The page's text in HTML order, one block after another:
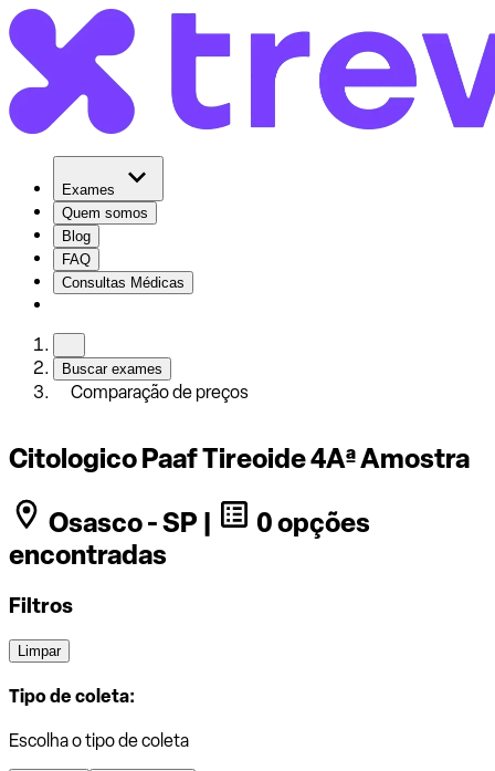
Exames
Quem somos
Blog
FAQ
Consultas Médicas
Buscar exames
Comparação de preços
Citologico Paaf Tireoide 4Aª Amostra
Osasco - SP |
0 opções
encontradas
Filtros
Limpar
Tipo de coleta:
Escolha o tipo de coleta